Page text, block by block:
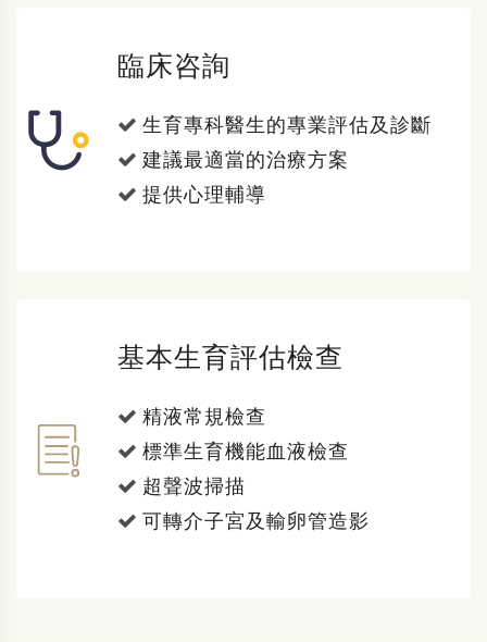
臨床咨詢
生育專科醫生的專業評估及診斷
建議最適當的治療方案
提供心理輔導
基本生育評估檢查
精液常規檢查
標準生育機能血液檢查
超聲波掃描
可轉介子宮及輸卵管造影